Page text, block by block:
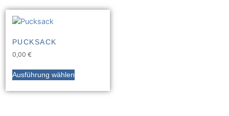
PUCKSACK
0,00 €
Ausführung wählen